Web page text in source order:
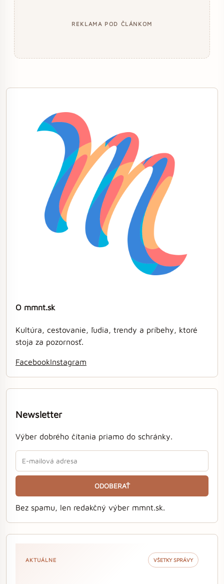
REKLAMA POD ČLÁNKOM
O mmnt.sk
Kultúra, cestovanie, ľudia, trendy a príbehy, ktoré
stoja za pozornosť.
FacebookInstagram
Newsletter
Výber dobrého čítania priamo do schránky.
ODOBERAŤ
Bez spamu, len redakčný výber mmnt.sk.
AKTUÁLNE VŠETKY SPRÁVY